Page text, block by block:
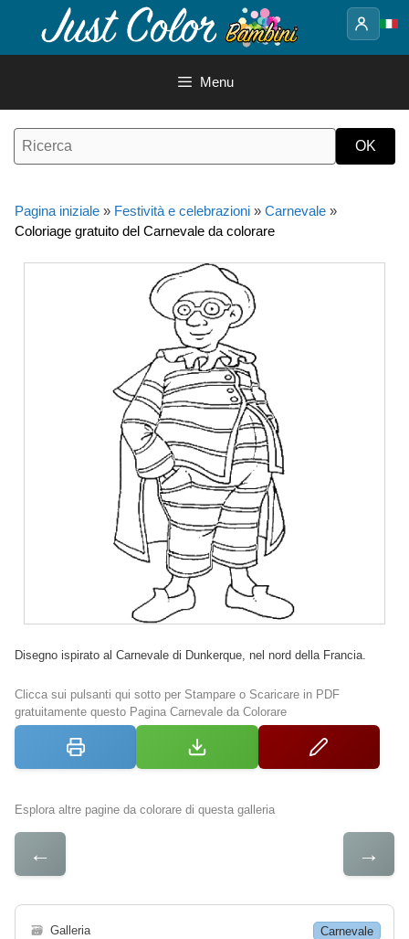
contenuto
Menu
Pagina iniziale » Festività e celebrazioni » Carnevale »
Coloriage gratuito del Carnevale da colorare
Disegno ispirato al Carnevale di Dunkerque, nel nord della Francia.
Clicca sui pulsanti qui sotto per Stampare o Scaricare in PDF
gratuitamente questo Pagina Carnevale da Colorare
Esplora altre pagine da colorare di questa galleria
← →
🗃 Galleria Carnevale